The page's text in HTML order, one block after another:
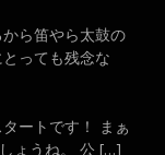
ら笛やら太鼓の
っても残念な
ートです！ まぁ
ょうね。 公 […]